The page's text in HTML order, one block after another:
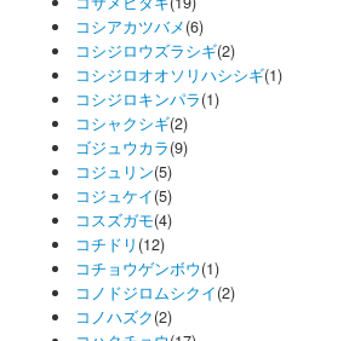
コシアカツバメ(6)
コシジロウズラシギ(2)
コシジロオオソリハシシギ(1)
コシジロキンパラ(1)
コシャクシギ(2)
ゴジュウカラ(9)
コジュリン(5)
コジュケイ(5)
コスズガモ(4)
コチドリ (12)
コチョウゲンボウ(1)
コノドジロムシクイ(2)
コノハズク(2)